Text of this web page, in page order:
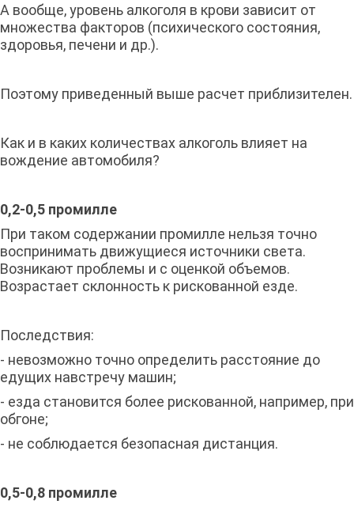
А вообще, уровень алкоголя в крови зависит от
множества факторов (психического состояния,
здоровья, печени и др.).
Поэтому приведенный выше расчет приблизителен.
Как и в каких количествах алкоголь влияет на
вождение автомобиля?
0,2-0,5 промилле
При таком содержании промилле нельзя точно
воспринимать движущиеся источники света.
Возникают проблемы и с оценкой объемов.
Возрастает склонность к рискованной езде.
Последствия:
- невозможно точно определить расстояние до
едущих навстречу машин;
- езда становится более рискованной, например, при
обгоне;
- не соблюдается безопасная дистанция.
0,5-0,8 промилле